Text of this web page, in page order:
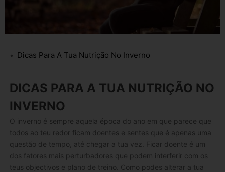
Dicas Para A Tua Nutrição No Inverno
DICAS PARA A TUA NUTRIÇÃO NO
INVERNO
O inverno é sempre aquela época do ano em que parece que
todos ao teu redor ficam doentes e sentes que é apenas uma
questão de tempo, até chegar a tua vez. Ficar doente é um
dos fatores mais perturbadores que podem interferir com os
teus objectivos e plano de treino. Como podes alterar a tua